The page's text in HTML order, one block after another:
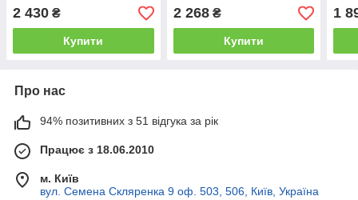
2 430 ₴
Купити
2 268₴
Купити
1
Про нас
94% позитивних з 51 відгука за рік
Працює з 18.06.2010
м. Київ
вул. Семена Скляренка 9 оф. 503, 506, Київ, Україна